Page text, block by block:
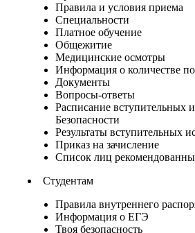
Правила и условия приема
Специальности
Платное обучение
Общежитие
Медицинские осмотры
Информация о количестве
Документы
Вопросы-ответы
Расписание
Безопасности
Результаты вступительных
Приказ на зачисление
Список лиц
Студентам
Правила внутреннего
Информация о ЕГЭ
Твоя безопасность